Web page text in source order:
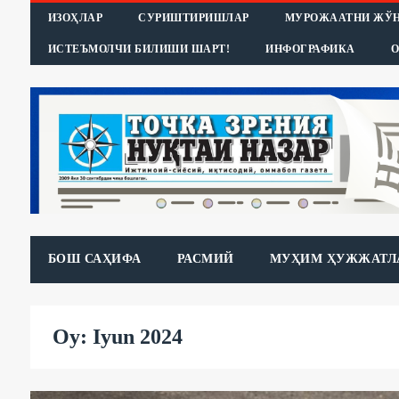
ИЗОҲЛАР СУРИШТИРИШЛАР МУРОЖААТНИ
ИСТЕЪМОЛЧИ БИЛИШИ ШАРТ! ИНФОГРАФИКА
БОШ САҲИФА РАСМИЙ МУҲИМ
Oy: Iyun 2024